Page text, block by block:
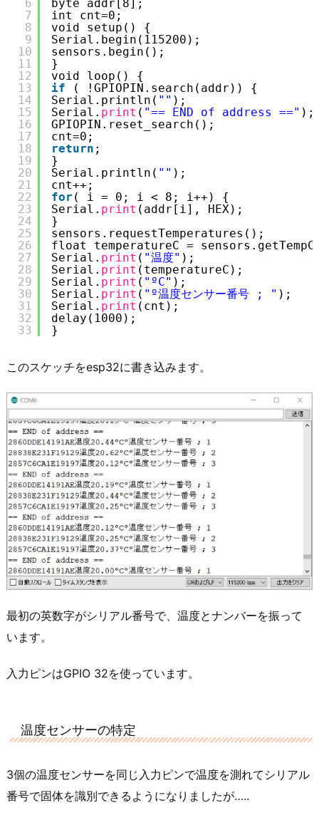
6
7
8
9
10
11
12
13
14
15
16
17
18
19
20
21
22
23
24
25
26
27
28
29
30
31
32
33
byte addr[8];
int cnt=0;
void setup() {
Serial.begin(115200);
sensors.begin();
}
void loop() {
if
( !GPIOPIN.search(addr)) {
Serial.println( "" );
Serial. print ( "== END of address ==" );
GPIOPIN.reset_search();
cnt=0;
return ;
}
Serial.println( "" );
cnt++;
for ( i = 0; i < 8; i++) {
Serial. print (addr[i], HEX);
}
sensors.requestTemperatures();
float temperatureC =
Serial. print ( "温度" );
Serial. print (temperatureC);
Serial. print ( "ºC" );
Serial. print ( "º温度センサー番号 ; " );
Serial. print (cnt);
delay(1000);
}
このスケッチをesp32に書き込みます。
最初の英数字がシリアル番号で、温度とナンバーを振って
います。
入力ピンはGPIO 32を使っています。
温度センサーの特定
3個の温度センサーを同じ入力ピンで温度を測れてシリアル
番号で固体を識別できるようになりましたが…..